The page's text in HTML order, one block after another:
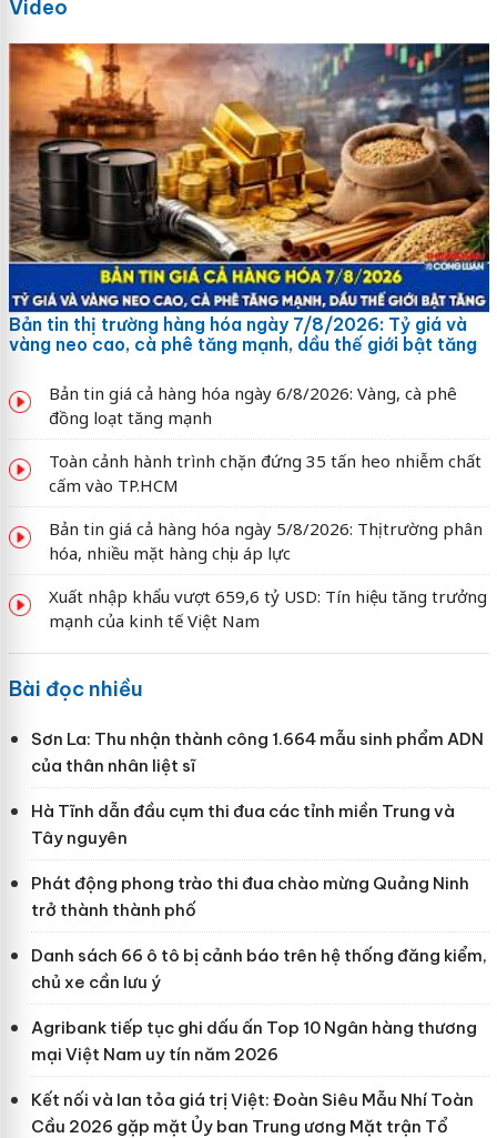
Video
Bản tin thị trường hàng hóa ngày 7/8/2026: Tỷ giá và
vàng neo cao, cà phê tăng mạnh, dầu thế giới bật tăng
Bản tin giá cả hàng hóa ngày 6/8/2026: Vàng, cà phê
đồng loạt tăng mạnh
Toàn cảnh hành trình chặn đứng 35 tấn heo nhiễm chất
cấm vào TP.HCM
Bản tin giá cả hàng hóa ngày 5/8/2026: Thị trường phân
hóa, nhiều mặt hàng chịu áp lực
Xuất nhập khẩu vượt 659,6 tỷ USD: Tín hiệu tăng trưởng
mạnh của kinh tế Việt Nam
Bài đọc nhiều
Sơn La: Thu nhận thành công 1.664 mẫu sinh phẩm ADN
của thân nhân liệt sĩ
Hà Tĩnh dẫn đầu cụm thi đua các tỉnh miền Trung và
Tây nguyên
Phát động phong trào thi đua chào mừng Quảng Ninh
trở thành thành phố
Danh sách 66 ô tô bị cảnh báo trên hệ thống đăng kiểm,
chủ xe cần lưu ý
Agribank tiếp tục ghi dấu ấn Top 10 Ngân hàng thương
mại Việt Nam uy tín năm 2026
Kết nối và lan tỏa giá trị Việt: Đoàn Siêu Mẫu Nhí Toàn
Cầu 2026 gặp mặt Ủy ban Trung ương Mặt trận Tổ